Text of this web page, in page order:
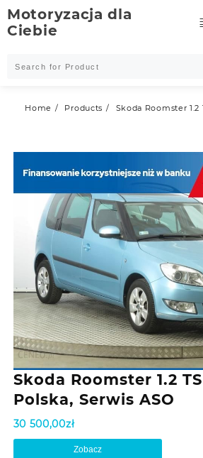
Skip
to
content
Motoryzacja dla
Ciebie
Home Products
Skoda Roomster 1.2
Skoda Roomster 1.2
Polska, Serwis ASO
30 500,00zł
Zobacz